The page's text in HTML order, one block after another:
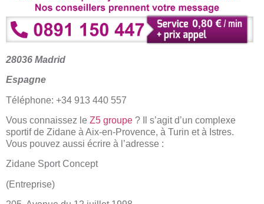
28036 Madrid
Espagne
Téléphone: +34 913 440 557
Vous connaissez le Z5 groupe ? Il s’agit d’un complexe
sportif de Zidane à Aix-en-Provence, à Turin et à Istres.
Vous pouvez aussi écrire à l’adresse :
Zidane Sport Concept
(Entreprise)